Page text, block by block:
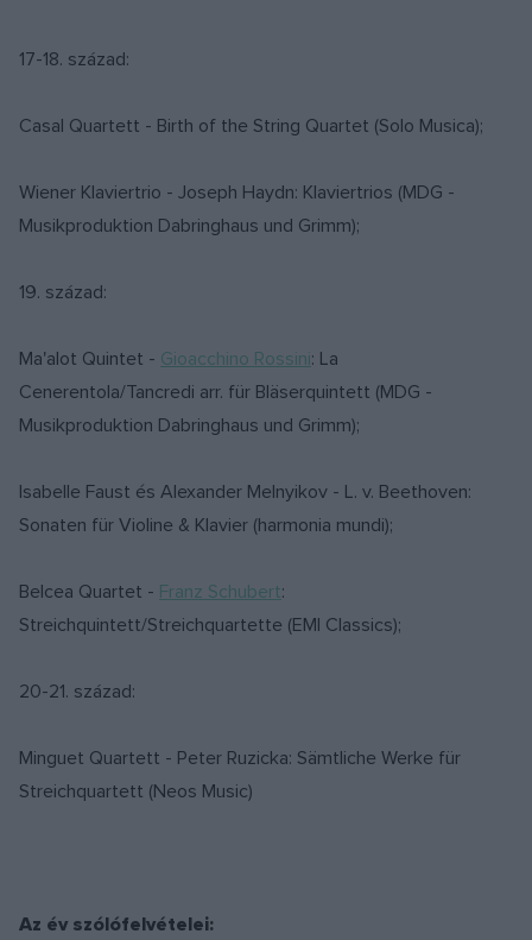
17-18. század:
Casal Quartett - Birth of the String Quartet (Solo Musica);
Wiener Klaviertrio - Joseph Haydn: Klaviertrios (MDG -
Musikproduktion Dabringhaus und Grimm);
19. század:
Ma'alot Quintet - Gioacchino Rossini: La
Cenerentola/Tancredi arr. für Bläserquintett (MDG -
Musikproduktion Dabringhaus und Grimm);
Isabelle Faust és Alexander Melnyikov - L. v. Beethoven:
Sonaten für Violine & Klavier (harmonia mundi);
Belcea Quartet - Franz Schubert:
Streichquintett/Streichquartette (EMI Classics);
20-21. század:
Minguet Quartett - Peter Ruzicka: Sämtliche Werke für
Streichquartett (Neos Music)
Az év szólófelvételei: